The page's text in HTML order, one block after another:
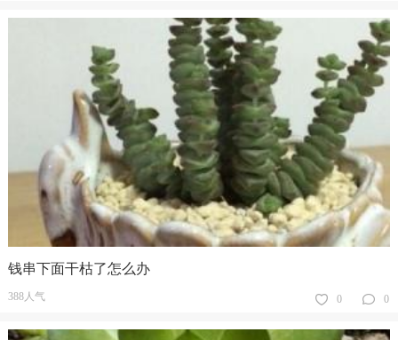
钱串下面干枯了怎么办
388人气 0 0